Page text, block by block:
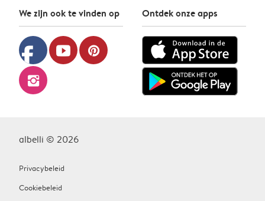
We zijn ook te vinden op
facebook youtube pinterest
instagram
Ontdek onze apps
albelli © 2026
Privacybeleid
Cookiebeleid